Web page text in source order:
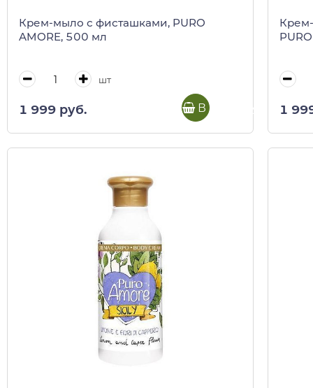
Крем-мыло с фисташками, PURO
AMORE, 500 мл
шт
1 999 руб. В корзину 1